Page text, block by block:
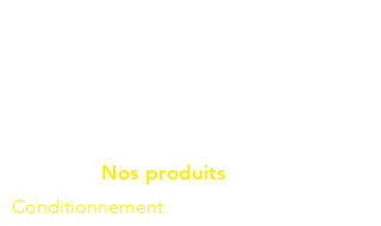
Nos produits
Conditionnement